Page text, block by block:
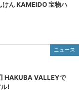
ん KAMEIDO 宝物ハ
ニュース
HAKUBA VALLEYで
!